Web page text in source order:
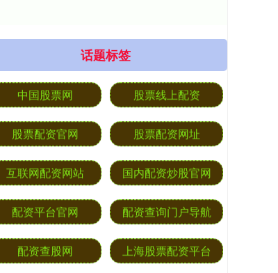
话题标签
中国股票网 股票线上配资
股票配资官网 股票配资网址
互联网配资网站 国内配资炒股官网
配资平台官网 配资查询门户导航
配资查股网 上海股票配资平台